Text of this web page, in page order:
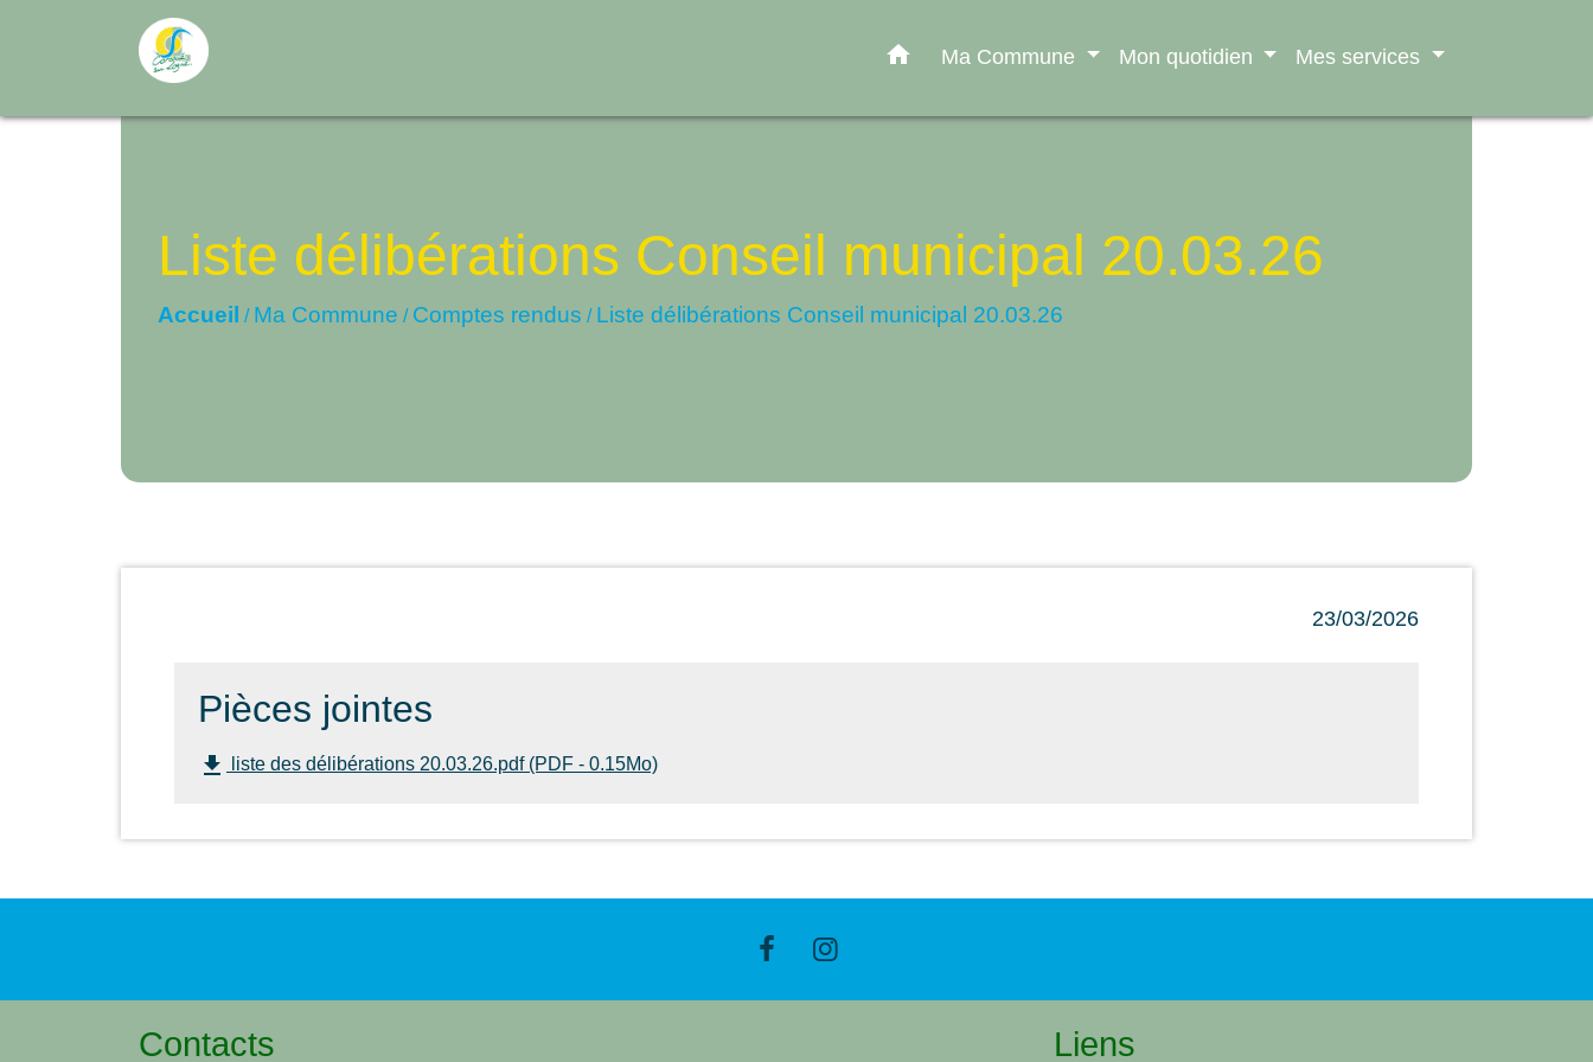
home Ma Commune Mon quotidien Mes services
Liste délibérations Conseil municipal 20.03.26
Accueil / Ma Commune / Comptes rendus / Liste délibérations Conseil municipal 20.03.26
23/03/2026
Pièces jointes
file_download liste des délibérations 20.03.26.pdf (PDF - 0.15Mo)
Contacts Liens